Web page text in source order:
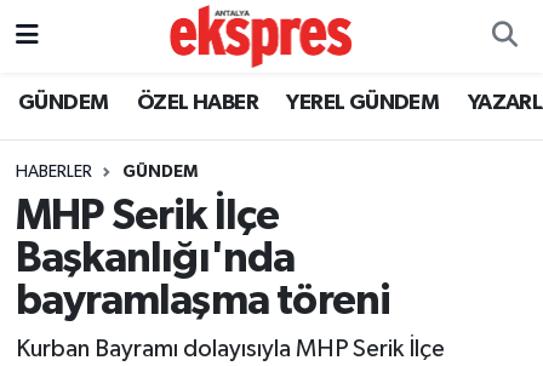
GÜNDEM ÖZEL HABER YEREL GÜNDEM
HABERLER GÜNDEM
MHP Serik İlçe
Başkanlığı'nda
bayramlaşma töreni
Kurban Bayramı dolayısıyla MHP Serik İlçe
ÖZEL HABER
YEREL GÜNDEM
EKONOMİ
KÜLTÜR - SANAT
Nöbetçi Eczaneler
Trafik Durumu
Süper Lig Puan Durumu ve Fikstür
Tüm Manşetler